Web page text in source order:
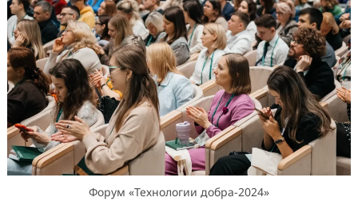
Форум «Технологии добра-2024»